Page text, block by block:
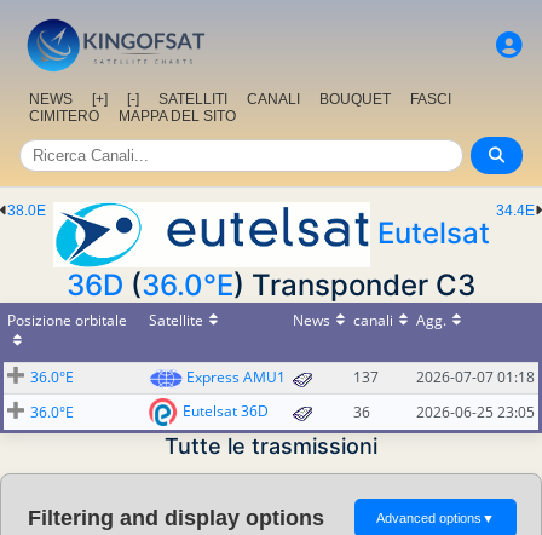
NEWS [+] [-] SATELLITI CANALI BOUQUET
FASCI
CIMITERO
MAPPA DEL SITO
34.4E
38.0E
Eutelsat
36D (36.0°E) Transponder C3
Posizione orbitale Satellite News canali Agg.
36.0°E Express AMU1 137
2026-07-07 01:18
36.0°E
Eutelsat 36D 36 2026-06-25 23:05
Tutte le trasmissioni
Filtering and display options Advanced options ▼